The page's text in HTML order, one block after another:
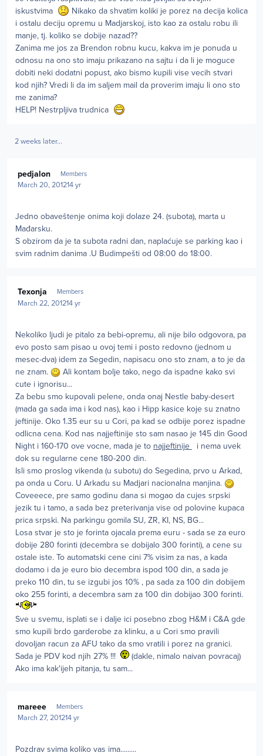
iskustvima
Nikako da shvatim koliki je porez na decija kolica
i ostalu deciju opremu u Madjarskoj, isto kao za ostalu robu ili
manje, tj. koliko se dobije nazad??
Zanima me jos za Brendon robnu kucu, kakva im je ponuda u
odnosu na ono sto imaju prikazano na sajtu i da li je moguce
dobiti neki dodatni popust, ako bismo kupili vise vecih stvari
kod njih? Vredi li da im saljem mail da proverim imaju li ono sto
me zanima?
HELP! Nestrpljiva trudnica
2 weeks later...
pedjalon Members
March 20, 201214 yr
Jedno obaveštenje onima koji dolaze 24. (subota), marta u
Mađarsku.
S obzirom da je ta subota radni dan, naplaćuje se parking kao i
svim radnim danima .U Budimpešti od 08:00 do 18:00.
Texonja Members
March 22, 201214 yr
Nekoliko ljudi je pitalo za bebi-opremu, ali nije bilo odgovora, pa
evo posto sam pisao u ovoj temi i posto redovno (jednom u
mesec-dva) idem za Segedin, napisacu ono sto znam, a to je da
ne znam.
Ali kontam bolje tako, nego da ispadne kako svi
cute i ignorisu...
Za bebu smo kupovali pelene, onda onaj Nestle baby-desert
(mada ga sada ima i kod nas), kao i Hipp kasice koje su znatno
jeftinije. Oko 1.35 eur su u Cori, pa kad se odbije porez ispadne
odlicna cena. Kod nas najjeftinije sto sam nasao je 145 din Good
Night i 160-170 ove vocne, mada je to najjeftinije
i nema uvek
dok su regularne cene 180-200 din.
Isli smo proslog vikenda (u subotu) do Segedina, prvo u Arkad,
pa onda u Coru. U Arkadu su Madjari nacionalna manjina.
Coveeece, pre samo godinu dana si mogao da cujes srpski
jezik tu i tamo, a sada bez preterivanja vise od polovine kupaca
prica srpski. Na parkingu gomila SU, ZR, KI, NS, BG...
Losa stvar je sto je forinta ojacala prema euru - sada se za euro
dobije 280 forinti (decembra se dobijalo 300 forinti), a cene su
ostale iste. To automatski cene cini 7% visim za nas, a kada
dodamo i da je euro bio decembra ispod 100 din, a sada je
preko 110 din, tu se izgubi jos 10% , pa sada za 100 din dobijem
oko 255 forinti, a decembra sam za 100 din dobijao 300 forinti.
Sve u svemu, isplati se i dalje ici posebno zbog H&M i C&A gde
smo kupili brdo garderobe za klinku, a u Cori smo pravili
dovoljan racun za AFU tako da smo vratili i porez na granici.
Sada je PDV kod njih 27% !!!
(dakle, nimalo naivan povracaj)
Ako ima kak'ijeh pitanja, tu sam...
mareee Members
March 27, 201214 yr
Pozdrav svima koliko vas ima.........